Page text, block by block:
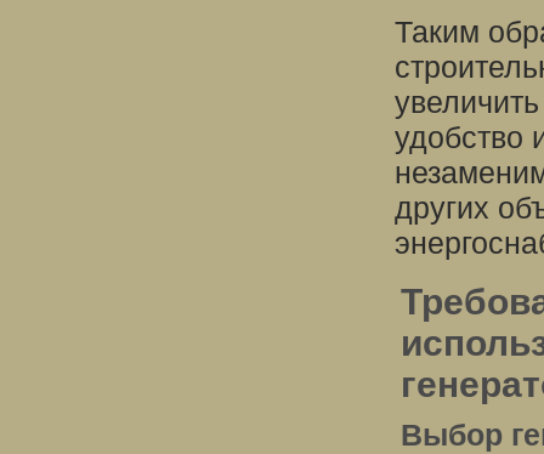
Таким
удобство
других
Выбор